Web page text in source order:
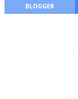
BLOGGER